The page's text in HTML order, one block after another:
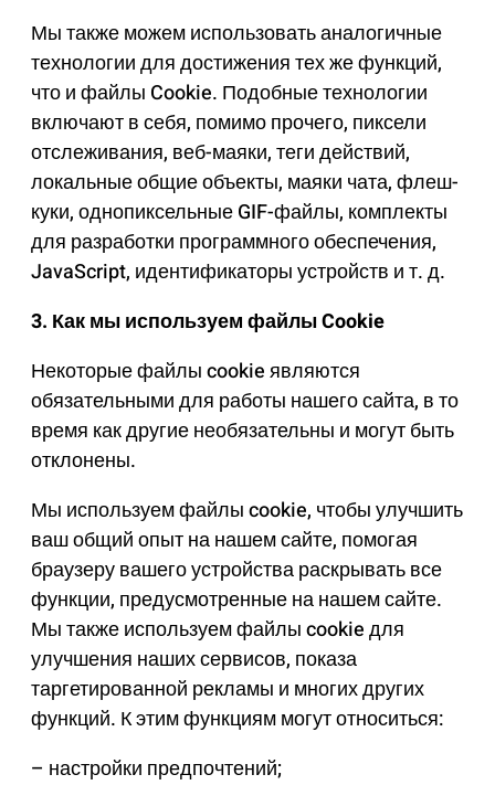
Мы также можем использовать аналогичные
технологии для достижения тех же функций,
что и файлы Cookie. Подобные технологии
включают в себя, помимо прочего, пиксели
отслеживания, веб-маяки, теги действий,
локальные общие объекты, маяки чата, флеш-
куки, однопиксельные GIF-файлы, комплекты
для разработки программного обеспечения,
JavaScript, идентификаторы устройств и т. д.
3. Как мы используем файлы Cookie
Некоторые файлы cookie являются
обязательными для работы нашего сайта, в то
время как другие необязательны и могут быть
отклонены.
Мы используем файлы cookie, чтобы улучшить
ваш общий опыт на нашем сайте, помогая
браузеру вашего устройства раскрывать все
функции, предусмотренные на нашем сайте.
Мы также используем файлы cookie для
улучшения наших сервисов, показа
таргетированной рекламы и многих других
функций. К этим функциям могут относиться:
– настройки предпочтений;